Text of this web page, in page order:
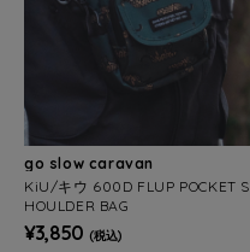
go slow caravan
KiU/キウ 600D FLUP POCKET S
HOULDER BAG
¥3,850 (税込)